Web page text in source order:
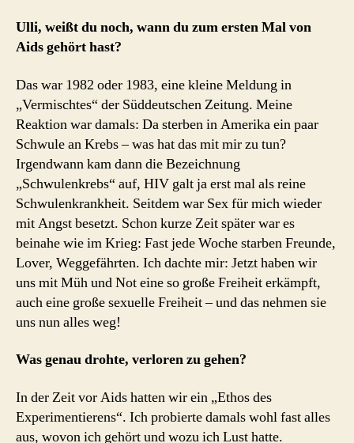
Ulli, weißt du noch, wann du zum ersten Mal von
Aids gehört hast?
Das war 1982 oder 1983, eine kleine Meldung in
„Vermischtes“ der Süddeutschen Zeitung. Meine
Reaktion war damals: Da sterben in Amerika ein paar
Schwule an Krebs – was hat das mit mir zu tun?
Irgendwann kam dann die Bezeichnung
„Schwulenkrebs“ auf, HIV galt ja erst mal als reine
Schwulenkrankheit. Seitdem war Sex für mich wieder
mit Angst besetzt. Schon kurze Zeit später war es
beinahe wie im Krieg: Fast jede Woche starben Freunde,
Lover, Weggefährten. Ich dachte mir: Jetzt haben wir
uns mit Müh und Not eine so große Freiheit erkämpft,
auch eine große sexuelle Freiheit – und das nehmen sie
uns nun alles weg!
Was genau drohte, verloren zu gehen?
In der Zeit vor Aids hatten wir ein „Ethos des
Experimentierens“. Ich probierte damals wohl fast alles
aus, wovon ich gehört und wozu ich Lust hatte.